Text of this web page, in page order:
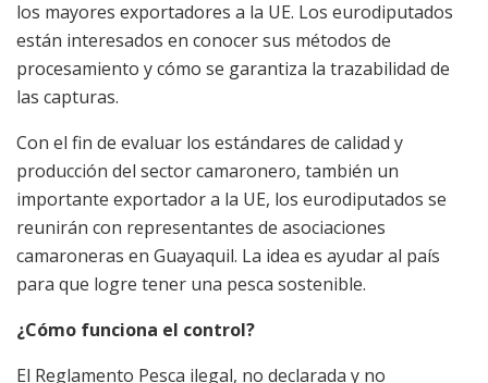
los mayores exportadores a la UE. Los eurodiputados
están interesados ​​en conocer sus métodos de
procesamiento y cómo se garantiza la trazabilidad de
las capturas.
Con el fin de evaluar los estándares de calidad y
producción del sector camaronero, también un
importante exportador a la UE, los eurodiputados se
reunirán con representantes de asociaciones
camaroneras en Guayaquil. La idea es ayudar al país
para que logre tener una pesca sostenible.
¿Cómo funciona el control?
El Reglamento Pesca ilegal, no declarada y no